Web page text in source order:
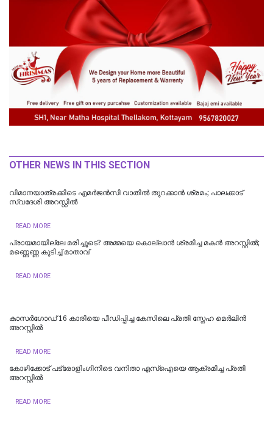
OTHER NEWS IN THIS SECTION
വിമാനയാത്രക്കിടെ എമര്‍ജന്‍സി വാതില്‍ തുറക്കാന്‍ ശ്രമം; പാലക്കാട്
സ്വദേശി അറസ്റ്റില്‍
READ MORE
പ്രായമായില്ലേ മരിച്ചൂടെ? അമ്മയെ കൊല്ലാൻ ശ്രമിച്ച മകൻ അറസ്റ്റിൽ;
മണ്ണെണ്ണ കുടിച്ച് മാതാവ്
READ MORE
കാസർഗോഡ് 16 കാരിയെ പീഡിപ്പിച്ച കേസിലെ പ്രതി സ്നേഹ മെർലിൻ
അറസ്റ്റിൽ
READ MORE
കോഴിക്കോട് പട്രോളിംഗിനിടെ വനിതാ എസ്ഐയെ ആക്രമിച്ച പ്രതി
അറസ്റ്റിൽ
READ MORE